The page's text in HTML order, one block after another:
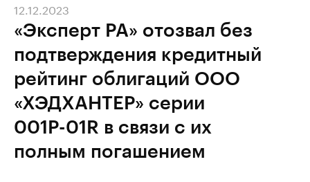
«Эксперт РА» отозвал без
подтверждения кредитный
рейтинг облигаций ООО
«ХЭДХАНТЕР» серии
001Р-01R в связи с их
полным погашением
12.12.2023